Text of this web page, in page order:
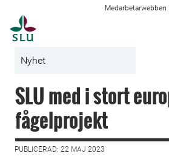
Medarbetarwebben
Nyhet
SLU med i stort
fågelprojekt
PUBLICERAD: 22 MAJ 2023